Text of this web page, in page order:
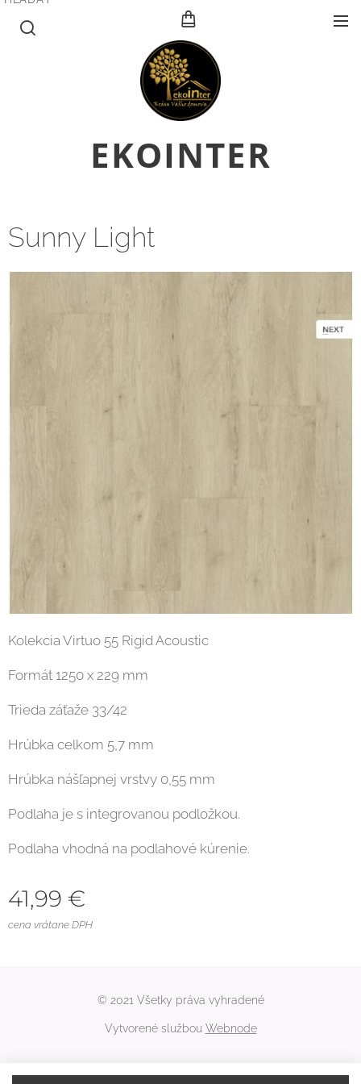
EKOINTER
Sunny Light
Kolekcia Virtuo 55 Rigid Acoustic
Formát 1250 x 229 mm
Trieda záťaže 33/42
Hrúbka celkom 5,7 mm
Hrúbka nášľapnej vrstvy 0,55 mm
Podlaha je s integrovanou podložkou.
Podlaha vhodná na podlahové kúrenie.
41,99 €
cena vrátane DPH
© 2021 Všetky práva vyhradené
Vytvorené službou Webnode